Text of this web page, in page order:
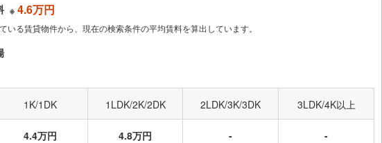
※ 4.6万円
いる賃貸物件から、現在の検索条件の平均賃料を算出しています。
1K/1DK 1LDK/2K/2DK 2LDK/3K/3DK 3LDK/4K以上
4.4万円 4.8万円 - -